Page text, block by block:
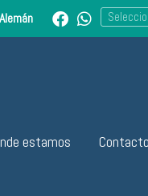
Alemán
estamos Contacto